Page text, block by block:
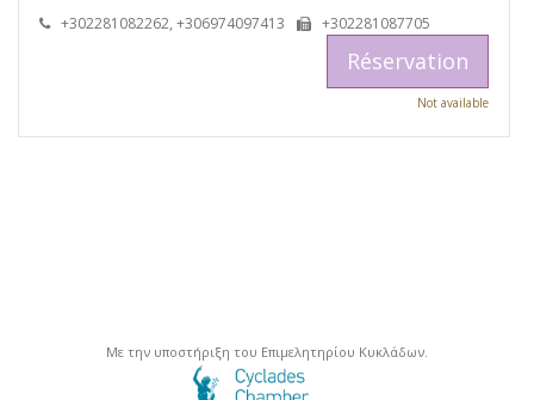
+302281082262, +306974097413 +302281087705
Réservation
Not available
Με την υποστήριξη του Επιμελητηρίου Κυκλάδων.